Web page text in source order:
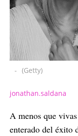
- (Getty)
jonathan.saldana
A menos que
enterado del éxito